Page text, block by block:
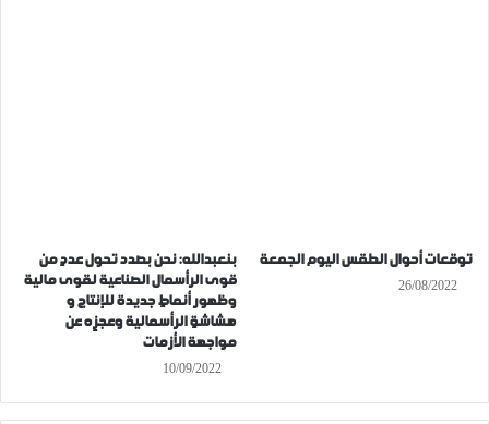
توقعات أحوال الطقس اليوم الجمعة
26/08/2022
بنعبدالله: نحن بصدد تحول عددٍ من
قوى الرأسمال الصناعية لقوى مالية
وظهور أنماطٍ جديدة للإنتاج و
هشاشةٍ الرأسمالية وعجزٍه عن
مواجهة الأزمات
10/09/2022